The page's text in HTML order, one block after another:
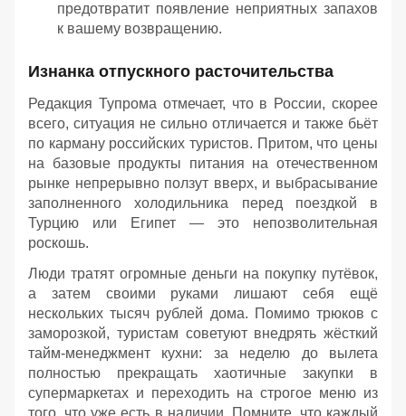
предотвратит появление неприятных запахов
к вашему возвращению.
Изнанка отпускного расточительства
Редакция Тупрома отмечает, что в России, скорее
всего, ситуация не сильно отличается и также бьёт
по карману российских туристов. Притом, что цены
на базовые продукты питания на отечественном
рынке непрерывно ползут вверх, и выбрасывание
заполненного холодильника перед поездкой в
Турцию или Египет — это непозволительная
роскошь.
Люди тратят огромные деньги на покупку путёвок,
а затем своими руками лишают себя ещё
нескольких тысяч рублей дома. Помимо трюков с
заморозкой, туристам советуют внедрять жёсткий
тайм-менеджмент кухни: за неделю до вылета
полностью прекращать хаотичные закупки в
супермаркетах и переходить на строгое меню из